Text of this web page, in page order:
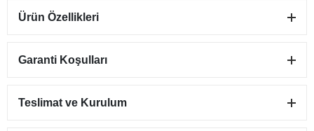
Ürün Özellikleri
Garanti Koşulları
Teslimat ve Kurulum